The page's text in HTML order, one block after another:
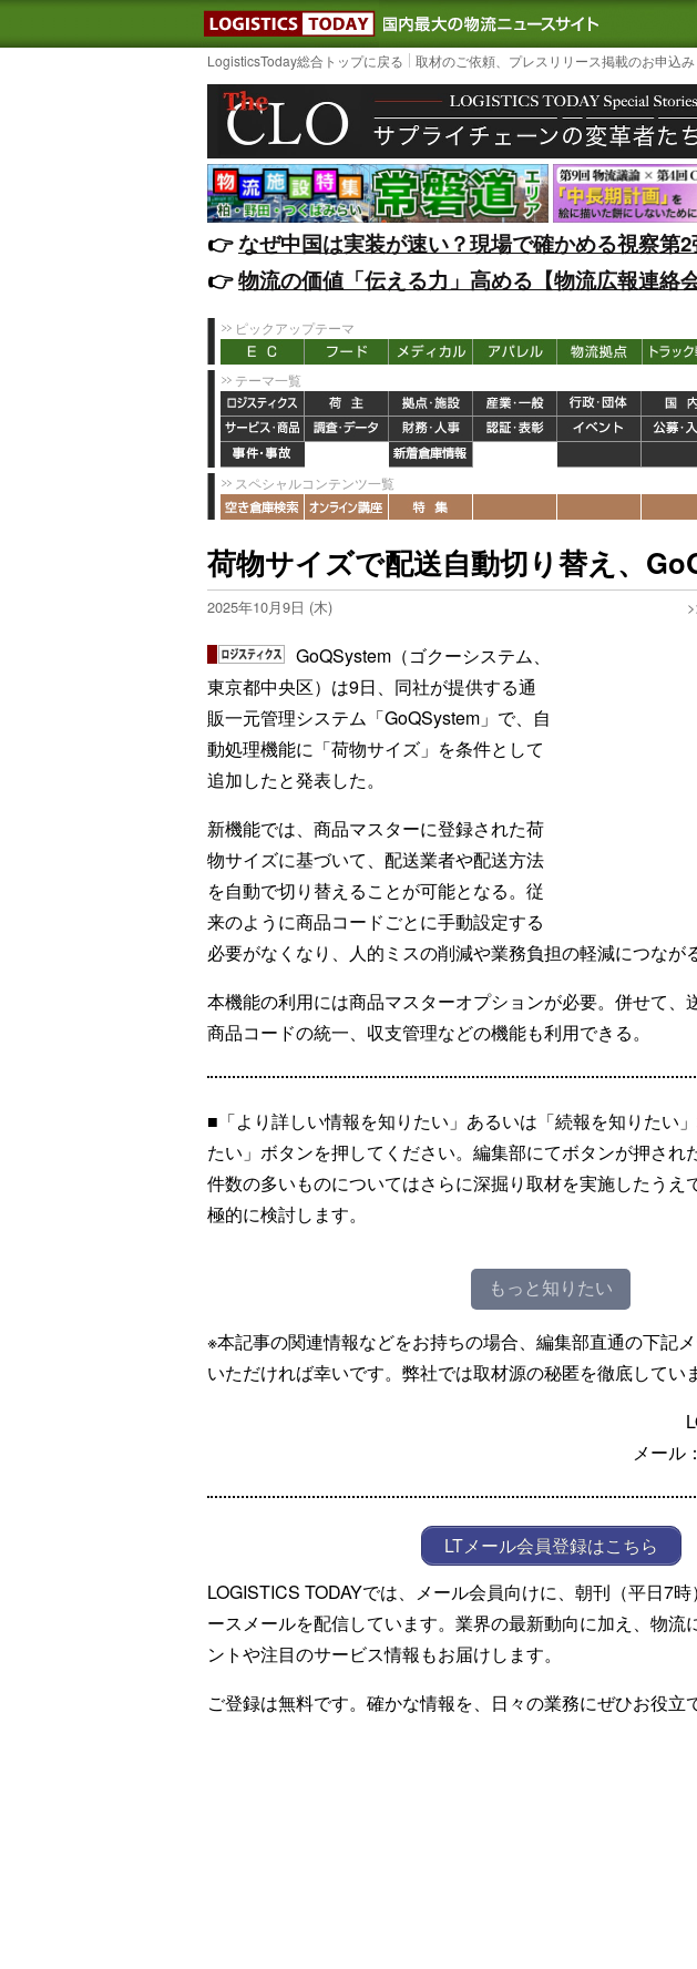
LOGISTICS TODAY｜国内最大の物流ニ
LogisticsToday総合トップに戻る 取材のご依頼、プレスリリース掲載のお申込み
👉️なぜ中国は実装が速い？現場で確かめる視察第
👉️物流の価値「伝える力」高める【物流広報連絡
ピックアップテーマ
テーマ一覧
スペシャルコンテンツ一覧
荷物サイズで配送自動切り替え、
2025年10月9日 (木)
GoQSystem（ゴクーシステム、
東京都中央区）は9日、同社が提供する通
販一元管理システム「GoQSystem」で、自
動処理機能に「荷物サイズ」を条件として
追加したと発表した。
新機能では、商品マスターに登録された荷
物サイズに基づいて、配送業者や配送方法
を自動で切り替えることが可能となる。従
来のように商品コードごとに手動設定する
必要がなくなり、人的ミスの削減や業務負担の軽減につながる
本機能の利用には商品マスターオプションが必要。併せて、
商品コードの統一、収支管理などの機能も利用できる。
■「より詳しい情報を知りたい」あるいは「続報を知りたい
たい」ボタンを押してください。編集部にてボタンが押され
件数の多いものについてはさらに深掘り取材を実施したうえ
極的に検討します。
もっと知りたい
※本記事の関連情報などをお持ちの場合、編集部直通の下記
いただければ幸いです。弊社では取材源の秘匿を徹底してい
メール
LTメール会員登録はこちら
LOGISTICS TODAYでは、メール会員向けに、朝刊（平日7
ースメールを配信しています。業界の最新動向に加え、物流
ントや注目のサービス情報もお届けします。
ご登録は無料です。確かな情報を、日々の業務にぜひお役立